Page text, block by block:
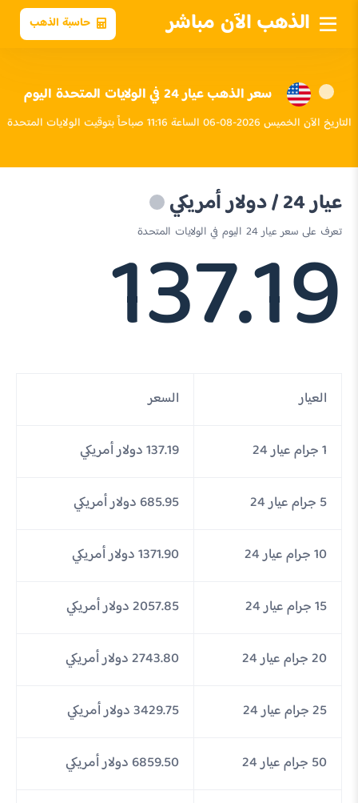
الذهب الآن مباشر حاسبة الذهب
سعر الذهب عيار 24 في الولايات المتحدة اليوم
التاريخ الآن الخميس 2026-08-06 الساعة 11:16 صباحاً بتوقيت الولايات المتحدة
عيار 24 / دولار أمريكي
تعرف على سعر عيار 24 اليوم في الولايات المتحدة
137.19
العيار السعر
1 جرام عيار 24 137.19 دولار أمريكي
5 جرام عيار 24 685.95 دولار أمريكي
10 جرام عيار 24 1371.90 دولار أمريكي
15 جرام عيار 24 2057.85 دولار أمريكي
20 جرام عيار 24 2743.80 دولار أمريكي
25 جرام عيار 24 3429.75 دولار أمريكي
50 جرام عيار 24 6859.50 دولار أمريكي